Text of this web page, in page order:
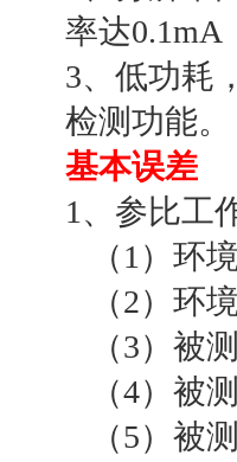
率达0.1mA
3、低功耗
检测功能。
基本误差
1、参比工
（1）环
（2）环
（3）被
（4）被
（5）被